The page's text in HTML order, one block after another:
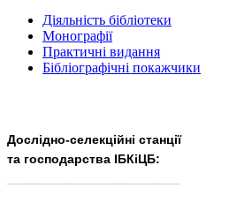
Діяльність бібліотеки
Монографії
Практичні видання
Бібліографічні покажчики
Дослідно-селекційні станції
та господарства ІБКіЦБ: